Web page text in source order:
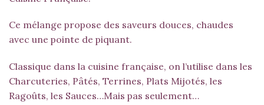
Ce mélange propose des saveurs douces, chaudes
avec une pointe de piquant.
Classique dans la cuisine française, on l’utilise dans les
Charcuteries, Pâtés, Terrines, Plats Mijotés, les
Ragoûts, les Sauces…Mais pas seulement…